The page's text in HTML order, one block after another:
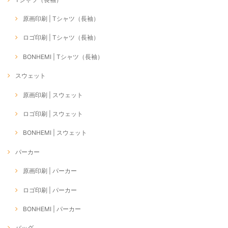
原画印刷 | Tシャツ（長袖）
ロゴ印刷 | Tシャツ（長袖）
BONHEMI | Tシャツ（長袖）
スウェット
原画印刷 | スウェット
ロゴ印刷 | スウェット
BONHEMI | スウェット
パーカー
原画印刷 | パーカー
ロゴ印刷 | パーカー
BONHEMI | パーカー